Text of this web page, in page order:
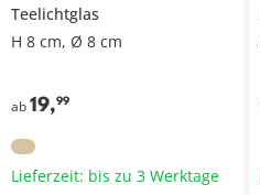
Teelichtglas
H 8 cm, Ø 8 cm
ab19,99
Lieferzeit: bis zu 3 Werktage